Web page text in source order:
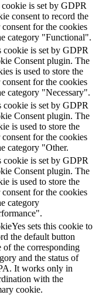
is set by GDPR
consent to record the
consent for the cookies
category "Functional".
cookie is set by GDPR
Consent plugin. The
is used to store the
consent for the cookies
category "Necessary".
cookie is set by GDPR
Consent plugin. The
is used to store the
consent for the cookies
category "Other.
cookie is set by GDPR
Consent plugin. The
is used to store the
consent for the cookies
category
sets this cookie to
the default button
of the corresponding
and the status of
It works only in
with the
cookie.